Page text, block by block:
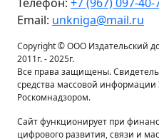
Email: unkniga@mail.ru
Copyright © ООО Издательский
2011г. - 2025г.
Все права защищены.
средства массовой
Роскомнадзором.
Сайт функционирует при
цифрового развития, связи и